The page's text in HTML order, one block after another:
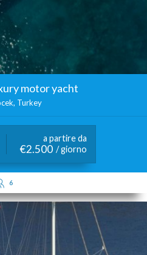
motor yacht
Turkey
a partire da
€2.500 / giorno
6